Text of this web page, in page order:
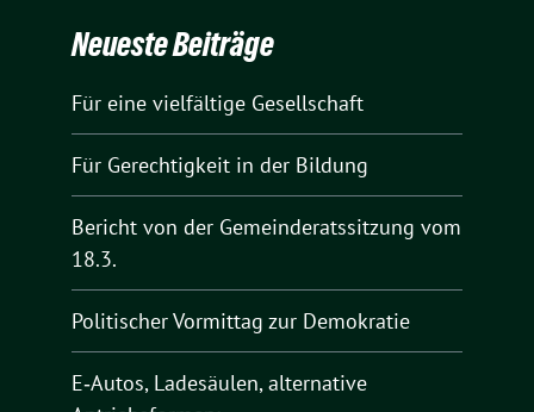
Neueste Beiträge
Für eine vielfältige Gesellschaft
Für Gerechtigkeit in der Bildung
Bericht von der Gemeinderatssitzung vom
18.3.
Politischer Vormittag zur Demokratie
E‑Autos, Ladesäulen, alternative